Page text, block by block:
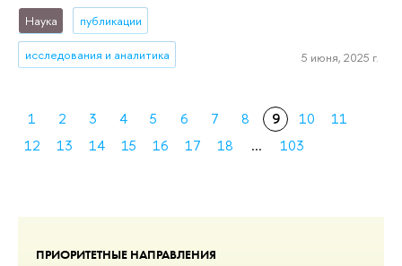
ПРИОРИТЕТНЫЕ НАПРАВЛЕНИЯ
Наука публикации
исследования и аналитика 5 июня, 2025 г.
1 2 3 4 5 6 7 8 9 10
11
12
13 14 15 16 17 18 ... 103